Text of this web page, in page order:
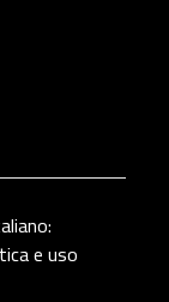
e uso